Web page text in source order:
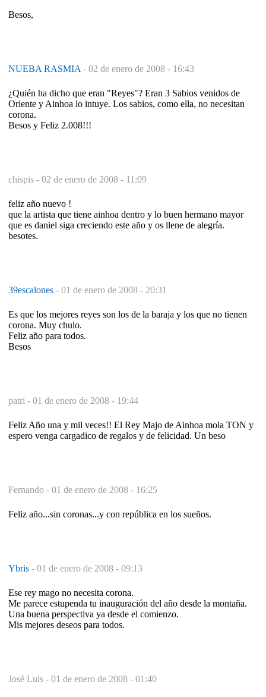
Besos,
NUEBA RASMIA - 02 de enero de 2008 - 16:43
¿Quién ha dicho que eran "Reyes"? Eran 3 Sabios venidos de
Oriente y Ainhoa lo intuye. Los sabios, como ella, no necesitan
corona.
Besos y Feliz 2.008!!!
chispis - 02 de enero de 2008 - 11:09
feliz año nuevo !
que la artista que tiene ainhoa dentro y lo buen hermano mayor
que es daniel siga creciendo este año y os llene de alegría.
besotes.
39escalones - 01 de enero de 2008 - 20:31
Es que los mejores reyes son los de la baraja y los que no tienen
corona. Muy chulo.
Feliz año para todos.
Besos
patri - 01 de enero de 2008 - 19:44
Feliz Año una y mil veces!! El Rey Majo de Ainhoa mola TON y
espero venga cargadico de regalos y de felicidad. Un beso
Fernando - 01 de enero de 2008 - 16:25
Feliz año...sin coronas...y con república en los sueños.
Ybris - 01 de enero de 2008 - 09:13
Ese rey mago no necesita corona.
Me parece estupenda tu inauguración del año desde la montaña.
Una buena perspectiva ya desde el comienzo.
Mis mejores deseos para todos.
José Luis - 01 de enero de 2008 - 01:40